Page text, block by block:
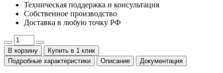
Техническая поддержка и консультация
Собственное производство
Доставка в любую точку РФ
В корзину
Купить в 1 клик
Подробные характеристики
Описание Документация